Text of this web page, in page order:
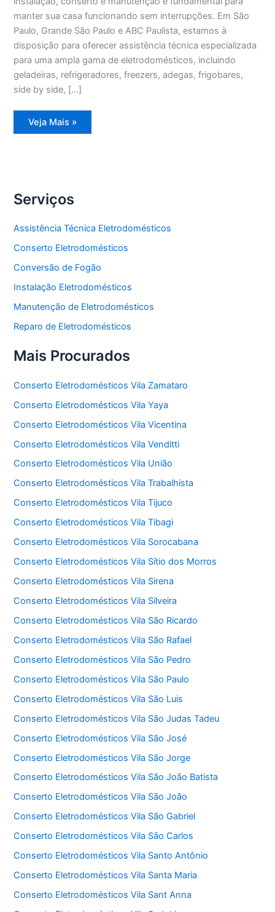
manter sua casa funcionando sem interrupções. Em São
Paulo, Grande São Paulo e ABC Paulista, estamos à
disposição para oferecer assistência técnica especializada
para uma ampla gama de eletrodomésticos, incluindo
geladeiras, refrigeradores, freezers, adegas, frigobares,
side by side, […]
Assistência
Técnica
Veja Mais »
Serviços
Assistência Técnica Eletrodomésticos
Conserto Eletrodomésticos
Conversão de Fogão
Instalação Eletrodomésticos
Manutenção de Eletrodomésticos
Reparo de Eletrodomésticos
Mais Procurados
Conserto Eletrodomésticos Vila Zamataro
Conserto Eletrodomésticos Vila Yaya
Conserto Eletrodomésticos Vila Vicentina
Conserto Eletrodomésticos Vila Venditti
Conserto Eletrodomésticos Vila União
Conserto Eletrodomésticos Vila Trabalhista
Conserto Eletrodomésticos Vila Tijuco
Conserto Eletrodomésticos Vila Tibagi
Conserto Eletrodomésticos Vila Sorocabana
Conserto Eletrodomésticos Vila Sítio dos Morros
Conserto Eletrodomésticos Vila Sirena
Conserto Eletrodomésticos Vila Silveira
Conserto Eletrodomésticos Vila São Ricardo
Conserto Eletrodomésticos Vila São Rafael
Conserto Eletrodomésticos Vila São Pedro
Conserto Eletrodomésticos Vila São Paulo
Conserto Eletrodomésticos Vila São Luis
Conserto Eletrodomésticos Vila São Judas Tadeu
Conserto Eletrodomésticos Vila São José
Conserto Eletrodomésticos Vila São Jorge
Conserto Eletrodomésticos Vila São João Batista
Conserto Eletrodomésticos Vila São João
Conserto Eletrodomésticos Vila São Gabriel
Conserto Eletrodomésticos Vila São Carlos
Conserto Eletrodomésticos Vila Santo Antônio
Conserto Eletrodomésticos Vila Santa Maria
Conserto Eletrodomésticos Vila Sant Anna